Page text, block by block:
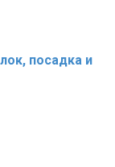
посадка и